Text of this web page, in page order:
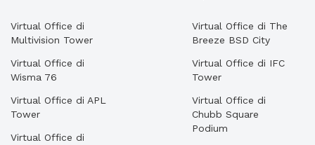
Virtual Office di
Multivision Tower
Virtual Office di
Wisma 76
Virtual Office di APL
Tower
Virtual Office di
Virtual Office di The
Breeze BSD City
Virtual Office di IFC
Tower
Virtual Office di
Chubb Square
Podium